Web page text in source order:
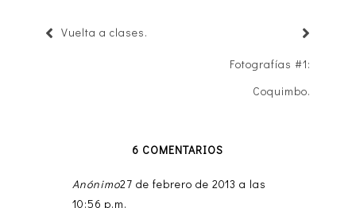
Vuelta a clases.
Fotografías #1:
Coquimbo.
6 COMENTARIOS
Anónimo27 de febrero de 2013 a las
10:56 p.m.